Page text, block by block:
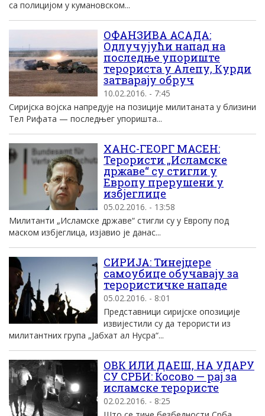
са полицијом у кумановском...
ОФАНЗИВА АСАДА:
Одлучујући напад на
последње упориште
терориста у Алепу, Курди
затварају обруч
10.02.2016. - 7:45
Сиријска војска напредује на позиције милитаната у близини
Тел Рифата — последњег упоришта...
ХАНС-ГЕОРГ МАСЕН:
Терористи „Исламске
државе“ су стигли у
Европу прерушени у
избјеглице
05.02.2016. - 13:58
Милитанти „Исламске државе“ стигли су у Европу под
маском избјеглица, изјавио је данас...
СИРИЈА: Тинејџере
самоубице обучавају за
терористичке нападе
05.02.2016. - 8:01
Представници сиријске опозиције
извијестили су да терористи из
милитантних група „Јабхат ал Нусра“...
ОВК ИЛИ ДАЕШ, НА УДАРУ
СУ СРБИ: Косово — рај за
исламске терористе
02.02.2016. - 8:25